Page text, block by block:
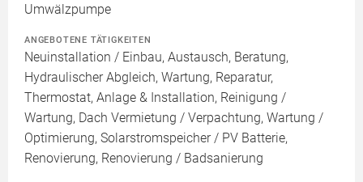
Umwälzpumpe
ANGEBOTENE TÄTIGKEITEN
Neuinstallation / Einbau, Austausch, Beratung,
Hydraulischer Abgleich, Wartung, Reparatur,
Thermostat, Anlage & Installation, Reinigung /
Wartung, Dach Vermietung / Verpachtung, Wartung /
Optimierung, Solarstromspeicher / PV Batterie,
Renovierung, Renovierung / Badsanierung